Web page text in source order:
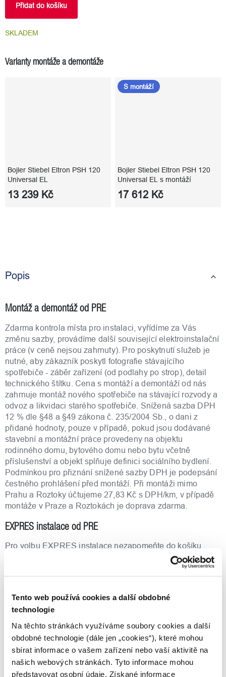
Tento web používá cookies a další obdobné
technologie
Na těchto stránkách využíváme soubory cookies a další
obdobné technologie (dále jen „cookies“), které mohou
sbírat informace o vašem zařízení nebo vaší aktivitě na
našich webových stránkách. Tyto informace mohou
představovat osobní údaje. Získané informace
SKLADEM
Přidat do košíku
Varianty montáže a demontáže
Bojler Stiebel Eltron PSH 120
Universal EL
13 239 Kč
S montáží
Bojler Stiebel Eltron PSH 120
Universal EL s montáží
17 612 Kč
Popis
Montáž a demontáž od PRE
Zdarma kontrola místa pro instalaci, vyřídíme za Vás
změnu sazby, provádíme další související elektroinstalační
práce (v ceně nejsou zahrnuty). Pro poskytnutí služeb je
nutné, aby zákazník poskytl fotografie stávajícího
spotřebiče - záběr zařízení (od podlahy po strop), detail
technického štítku. Cena s montáží a demontáží od nás
zahrnuje montáž nového spotřebiče na stávající rozvody a
odvoz a likvidaci starého spotřebiče. Snížená sazba DPH
12 % dle §48 a §49 zákona č. 235/2004 Sb., o dani z
přidané hodnoty, pouze v případě, pokud jsou dodávané
stavební a montážní práce provedeny na objektu
rodinného domu, bytového domu nebo bytu včetně
příslušenství a objekt splňuje definici sociálního bydlení.
Podmínkou pro přiznání snížené sazby DPH je podepsání
čestného prohlášení před montáží. Při montáži mimo
Prahu a Roztoky účtujeme 27,83 Kč s DPH/km, v případě
montáže v Praze a Roztokách je doprava zdarma.
EXPRES instalace od PRE
Pro volbu EXPRES instalace nezapomeňte do košíku
EXPRES příplatek zahrnuje montáž nového spotřebiče do
označené ve filtru jako "Expres montáž" a nelze ji zakoupit
samostatně.
Vybavení a komfort
Ocelová nádrž speciálně smaltovaná (CoPro) s přímo
aplikovanou pěnovou izolací z PU. Topná příruba s
ochrannou hořčíkovou anodou a keramickým topným